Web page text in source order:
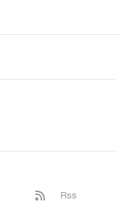
Rss